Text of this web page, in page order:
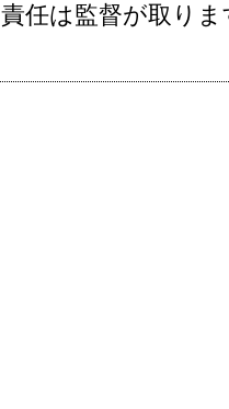
責任は監督が取り